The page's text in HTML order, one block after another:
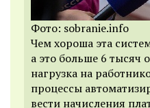
Фото: sobranie.info
Чем хороша эта
а это больше 6 тысяч
нагрузка на
процессы
вести начисления